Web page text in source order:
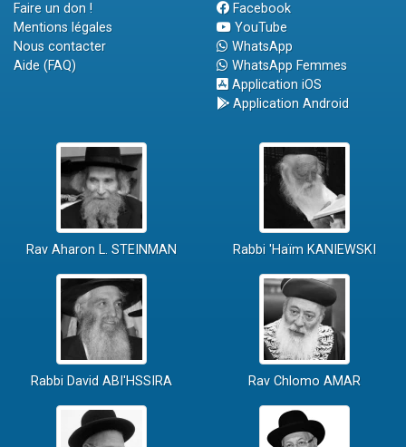
Faire un don !
Mentions légales
Nous contacter
Aide (FAQ)
Facebook
YouTube
WhatsApp
WhatsApp Femmes
Application iOS
Application Android
Rav Aharon L. STEINMAN Rabbi 'Haïm KANIEWSKI
Rabbi David ABI'HSSIRA Rav Chlomo AMAR